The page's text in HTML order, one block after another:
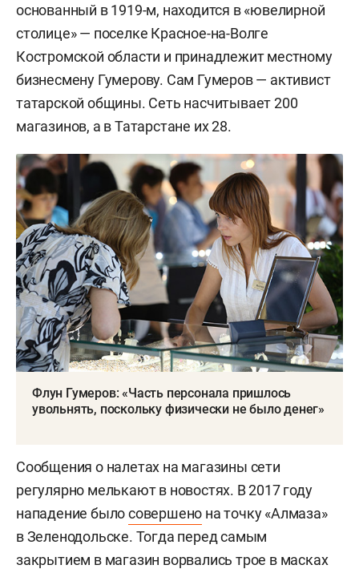
основанный в 1919-м, находится в «ювелирной
столице» — поселке Красное-на-Волге
Костромской области и принадлежит местному
бизнесмену Гумерову. Сам Гумеров — активист
татарской общины. Сеть насчитывает 200
магазинов, а в Татарстане их 28.
Флун Гумеров: «Часть персонала пришлось
увольнять, поскольку физически не было денег»
Сообщения о налетах на магазины сети
регулярно мелькают в новостях. В 2017 году
нападение былосовершено на точку «Алмаза»
в Зеленодольске. Тогда перед самым
закрытием в магазин ворвались трое в масках